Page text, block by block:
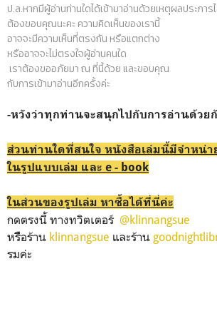
ป.ล.หากมีผู้อ่านท่านใดได้เข้ามาอ่านด้วยเหตุผลประการ
ต้องขอบคุณนะคะ ความคิดเห็นของเรานี้
อาจจะมีความเห็นที่ตรงกัน หรือแตกต่าง
หรืออาจจะไม่ตรงใจผู้อ่านคนใด
เราต้องขออภัยมา ณ ที่นี้ด้วย และขอบคุณ
กับการเข้ามาอ่านอีกครั้งค่ะ
-หวังว่าทุกท่านจะสนุกไปกับการอ่านด้วย
ส่วนท่านใดที่สนใจ หนังสือเล่มนี้มีจำหน่า
ในรูปแบบเล่ม และ e - book
ในส่วนของรูปเล่ม หาซื้อได้ที่นี่ค่ะ
กดตรงนี้ ทางทวิตเตอร์ @klinnangsue
หรืือร้าน klinnangsue และร้าน
รมค่ะ